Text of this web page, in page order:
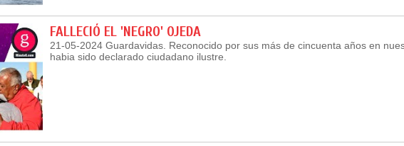
FALLECIÓ EL 'NEGRO' OJEDA
21-05-2024 Guardavidas. Reconocido por sus más de cincuenta años en
habia sido declarado ciudadano ilustre.